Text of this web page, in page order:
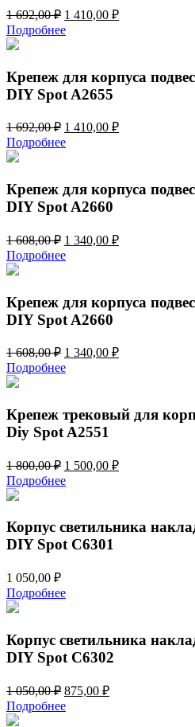
1 692,00₽ Первоначальная
цена
составляла
1 410,00 ₽Текущая
Подробнее
Крепеж для корпуса
DIY Spot A2655
1 692,00₽ Первоначальная
цена
составляла
692,00 ₽.
1 410,00 ₽Текущая
Подробнее
Крепеж для корпуса
DIY Spot A2660
1 608,00₽ Первоначальная
цена
составляла
1 340,00 ₽Текущая
Подробнее
Крепеж для корпуса
DIY Spot A2660
1 608,00₽ Первоначальная
цена
составляла
1 340,00 ₽Текущая
Подробнее
Крепеж трековый для
Diy Spot A2551
1 800,00₽ Первоначальная
цена
составляла
800,00 ₽.
1 500,00 ₽Текущая
Подробнее
Корпус светильника
DIY Spot C6301
1 050,00 ₽
Подробнее
Корпус светильника
DIY Spot C6302
1 050,00₽ Первоначальная
цена
составляла
875,00 ₽Текущая
Подробнее